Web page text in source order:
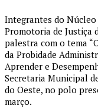
Integrantes do
Promotoria de Justiça
palestra com o tema
da Probidade
Aprender e
Secretaria Municipal
do Oeste, no polo
março.